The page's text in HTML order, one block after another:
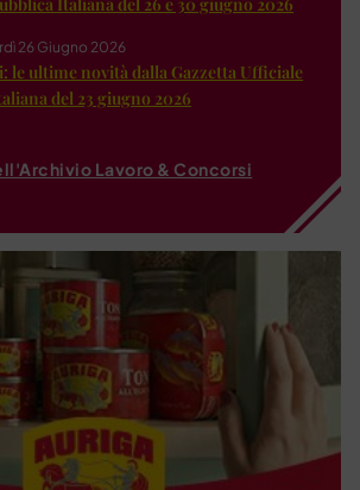
26 Giugno 2026
le ultime novità dalla Gazzetta Ufficiale
del 23 giugno 2026
Lavoro & Concorsi